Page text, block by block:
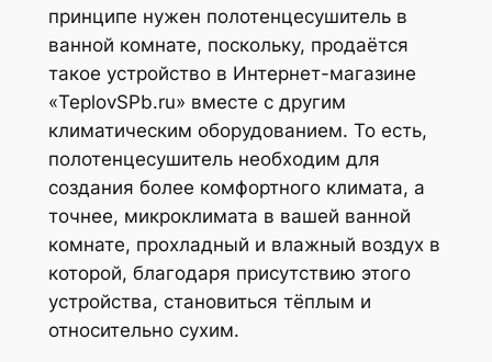
принципе нужен полотенцесушитель в
ванной комнате, поскольку, продаётся
такое устройство в Интернет-магазине
«TeplovSPb.ru» вместе с другим
климатическим оборудованием. То есть,
полотенцесушитель необходим для
создания более комфортного климата, а
точнее, микроклимата в вашей ванной
комнате, прохладный и влажный воздух в
которой, благодаря присутствию этого
устройства, становиться тёплым и
относительно сухим.